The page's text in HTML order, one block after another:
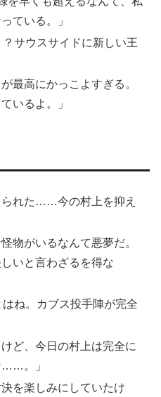
ている。」
？サウスサイドに新しい王
最高にかっこよすぎる。
いるよ。」
られた……今の村上を抑え
物がいるなんて悪夢だ。
いと言わざるを得な
はね。カブス投手陣が完全
ど、今日の村上は完全に
……。」
を楽しみにしていたけ